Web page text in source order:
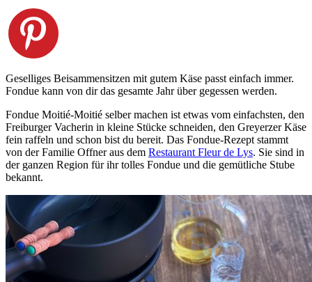
Geselliges Beisammensitzen mit gutem Käse passt einfach immer.
Fondue kann von dir das gesamte Jahr über gegessen werden.
Fondue Moitié-Moitié selber machen ist etwas vom einfachsten, den
Freiburger Vacherin in kleine Stücke schneiden, den Greyerzer Käse
fein raffeln und schon bist du bereit. Das Fondue-Rezept stammt
von der Familie Offner aus dem Restaurant Fleur de Lys. Sie sind in
der ganzen Region für ihr tolles Fondue und die gemütliche Stube
bekannt.